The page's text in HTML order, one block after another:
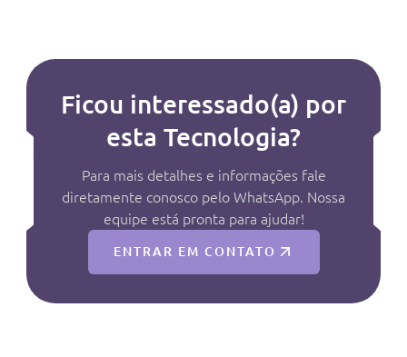
Ficou interessado(a) por
esta Tecnologia?
Para mais detalhes e informações fale
diretamente conosco pelo WhatsApp. Nossa
equipe está pronta para ajudar!
ENTRAR EM CONTATO